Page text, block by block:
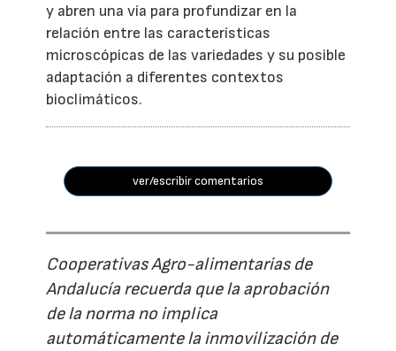
y abren una vía para profundizar en la
relación entre las características
microscópicas de las variedades y su posible
adaptación a diferentes contextos
bioclimáticos.
ver/escribir comentarios
Cooperativas Agro-alimentarias de
Andalucía recuerda que la aprobación
de la norma no implica
automáticamente la inmovilización de